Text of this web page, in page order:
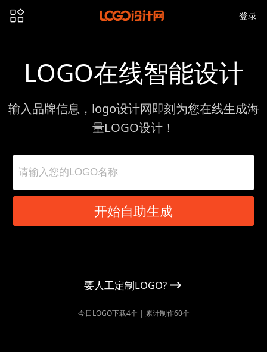
登录
LOGO在线智能设计
输入品牌信息，logo设计网即刻为您在线生成海
量LOGO设计！
开始自助生成
要人工定制LOGO?
今日LOGO下载4个 | 累计制作60个